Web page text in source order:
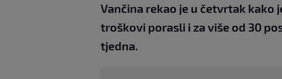
Vančina rekao je u četvrtak kako
troškovi porasli i za više od 30
tjedna.